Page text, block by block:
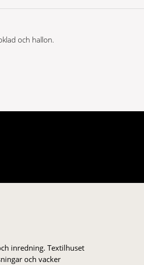
och hallon.
inredning. Textilhuset
och vacker